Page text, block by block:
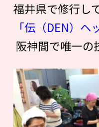
福井県で修行し
「伝（DEN）
阪神間で唯一